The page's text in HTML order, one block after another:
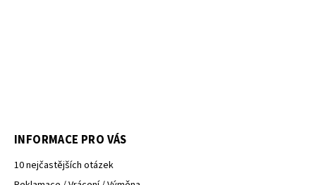
INFORMACE PRO VÁS
10 nejčastějších otázek